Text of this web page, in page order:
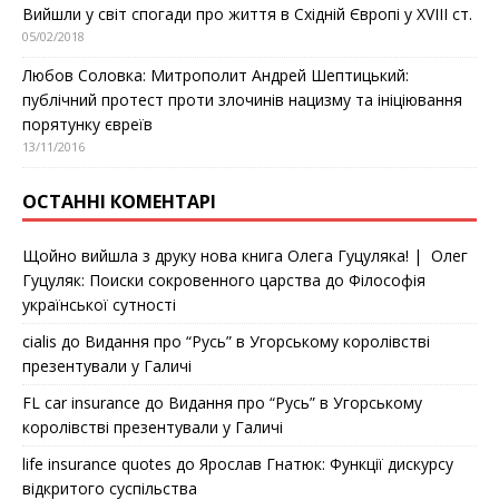
Вийшли у світ спогади про життя в Східній Європі у ХVІІІ ст.
05/02/2018
Любов Соловка: Митрополит Андрей Шептицький:
публічний протест проти злочинів нацизму та ініціювання
порятунку євреїв
13/11/2016
ОСТАННІ КОМЕНТАРІ
Щойно вийшла з друку нова книга Олега Гуцуляка! | Олег
Гуцуляк: Поиски сокровенного царства до Філософія
української сутності
cialis до Видання про “Русь” в Угорському королівстві
презентували у Галичі
FL car insurance до Видання про “Русь” в Угорському
королівстві презентували у Галичі
life insurance quotes до Ярослав Гнатюк: Функції дискурсу
відкритого суспільства